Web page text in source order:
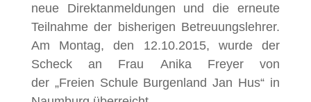
neue Direktanmeldungen und die erneute
Teilnahme der bisherigen Betreuungslehrer.
Am Montag, den 12.10.2015, wurde der
Scheck an Frau Anika Freyer von
der „Freien Schule Burgenland Jan Hus“ in